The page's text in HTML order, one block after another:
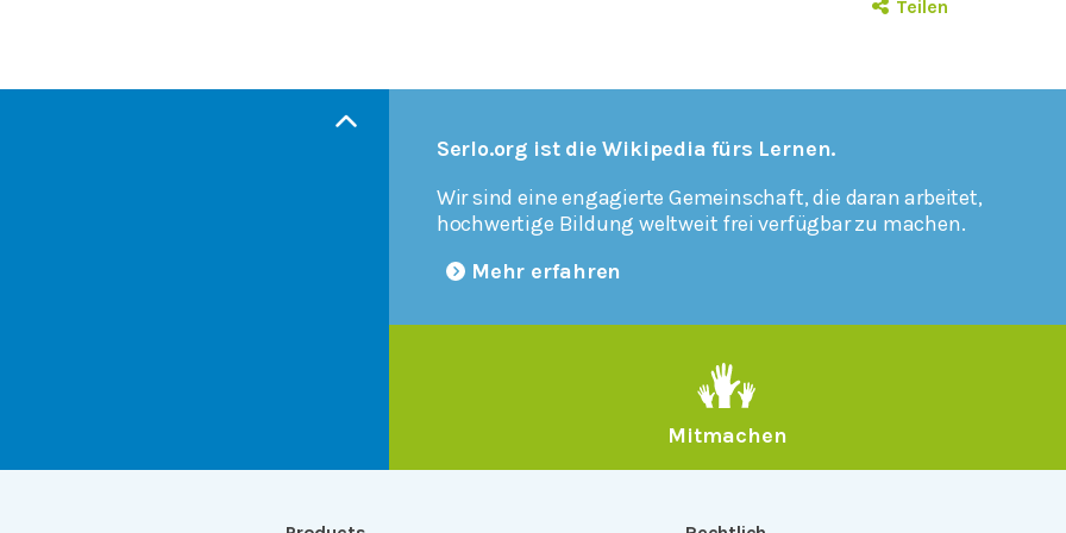
Teilen
Serlo.org ist die Wikipedia fürs Lernen.
Wir sind eine engagierte Gemeinschaft, die daran arbeitet,
hochwertige Bildung weltweit frei verfügbar zu machen.
Mehr erfahren
Mitmachen